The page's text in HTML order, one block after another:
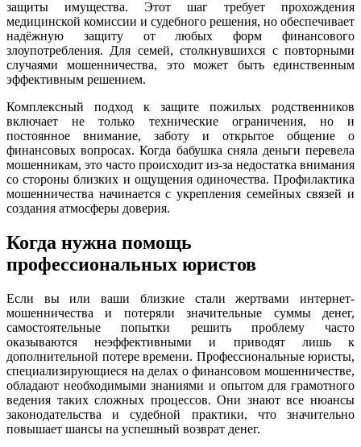
защиты имущества. Этот шаг требует прохождения
медицинской комиссии и судебного решения, но обеспечивает
надёжную защиту от любых форм финансового
злоупотребления. Для семей, столкнувшихся с повторными
случаями мошенничества, это может быть единственным
эффективным решением.
Комплексный подход к защите пожилых родственников
включает не только технические ограничения, но и
постоянное внимание, заботу и открытое общение о
финансовых вопросах. Когда бабушка сняла деньги перевела
мошенникам, это часто происходит из-за недостатка внимания
со стороны близких и ощущения одиночества. Профилактика
мошенничества начинается с укрепления семейных связей и
создания атмосферы доверия.
Когда нужна помощь
профессиональных юристов
Если вы или ваши близкие стали жертвами интернет-
мошенничества и потеряли значительные суммы денег,
самостоятельные попытки решить проблему часто
оказываются неэффективными и приводят лишь к
дополнительной потере времени. Профессиональные юристы,
специализирующиеся на делах о финансовом мошенничестве,
обладают необходимыми знаниями и опытом для грамотного
ведения таких сложных процессов. Они знают все нюансы
законодательства и судебной практики, что значительно
повышает шансы на успешный возврат денег.